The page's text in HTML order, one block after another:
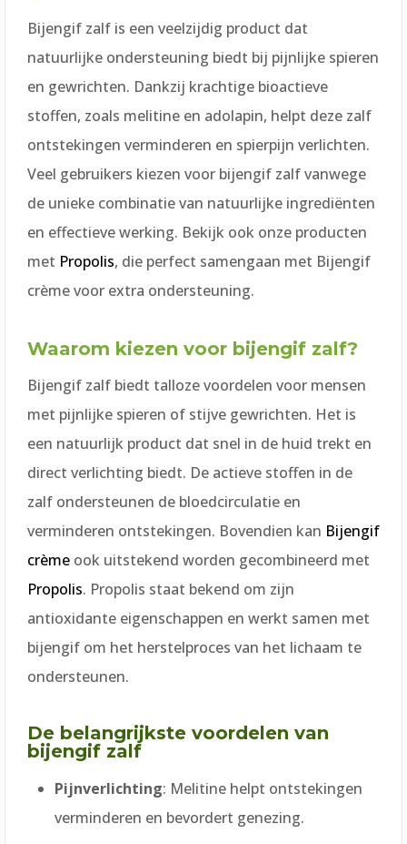
Bijengif zalf is een veelzijdig product dat
natuurlijke ondersteuning biedt bij pijnlijke spieren
en gewrichten. Dankzij krachtige bioactieve
stoffen, zoals melitine en adolapin, helpt deze zalf
ontstekingen verminderen en spierpijn verlichten.
Veel gebruikers kiezen voor bijengif zalf vanwege
de unieke combinatie van natuurlijke ingrediënten
en effectieve werking. Bekijk ook onze producten
met Propolis, die perfect samengaan met Bijengif
crème voor extra ondersteuning.
Waarom kiezen voor bijengif zalf?
Bijengif zalf biedt talloze voordelen voor mensen
met pijnlijke spieren of stijve gewrichten. Het is
een natuurlijk product dat snel in de huid trekt en
direct verlichting biedt. De actieve stoffen in de
zalf ondersteunen de bloedcirculatie en
verminderen ontstekingen. Bovendien kan Bijengif
crèmeook uitstekend worden gecombineerd met
Propolis. Propolis staat bekend om zijn
antioxidante eigenschappen en werkt samen met
bijengif om het herstelproces van het lichaam te
ondersteunen.
De belangrijkste voordelen van
bijengif zalf
Pijnverlichting: Melitine helpt ontstekingen
verminderen en bevordert genezing.